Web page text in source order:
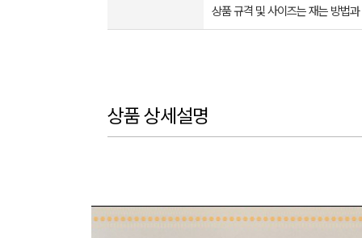
상품 규격 및 사이즈는 재는 방법
상품 상세설명